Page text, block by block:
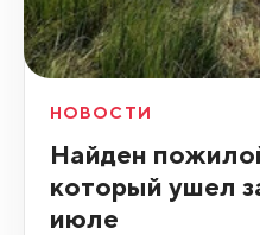
НОВОСТИ
Найден
который ушел
июле